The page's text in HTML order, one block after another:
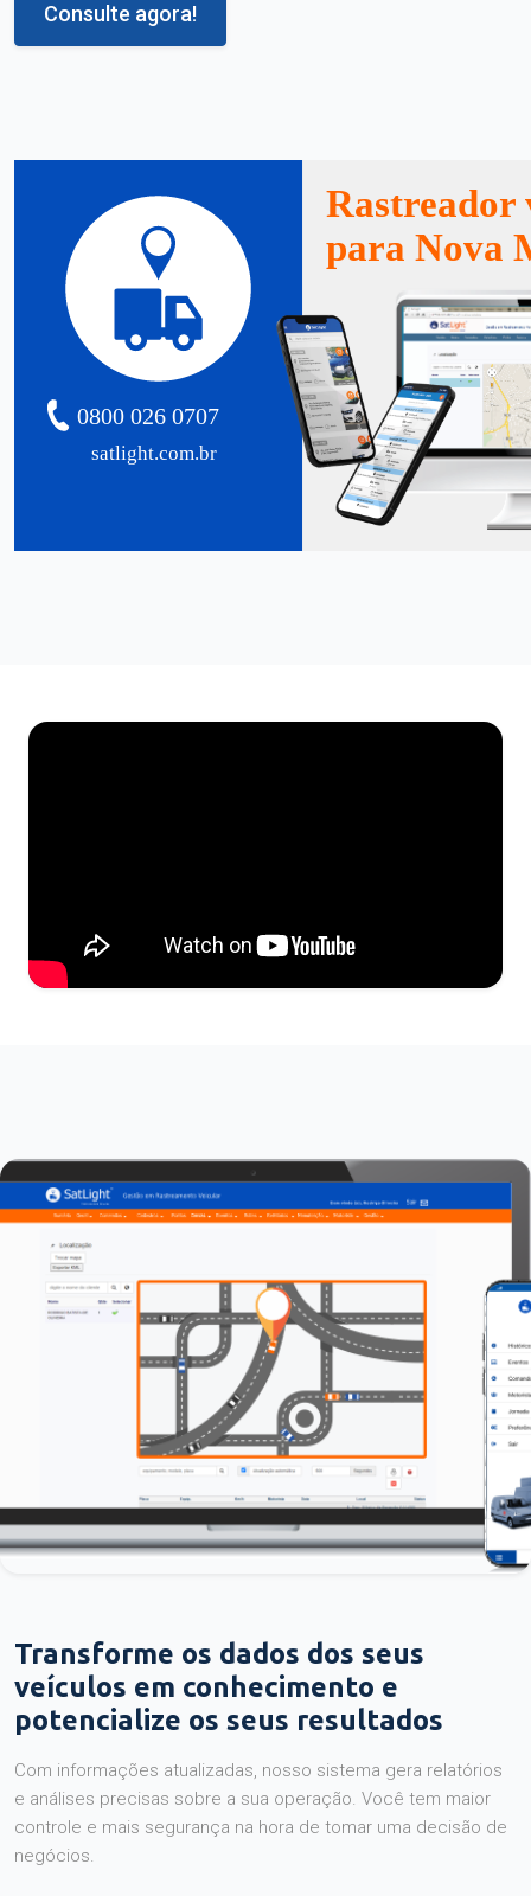
Consulte agora!
satlight.com.br
0800 026 0707
Rastreador
para Nova
Transforme os dados dos seus
veículos em conhecimento e
potencialize os seus resultados
Com informações atualizadas, nosso sistema gera relatórios
e análises precisas sobre a sua operação. Você tem maior
controle e mais segurança na hora de tomar uma decisão de
negócios.